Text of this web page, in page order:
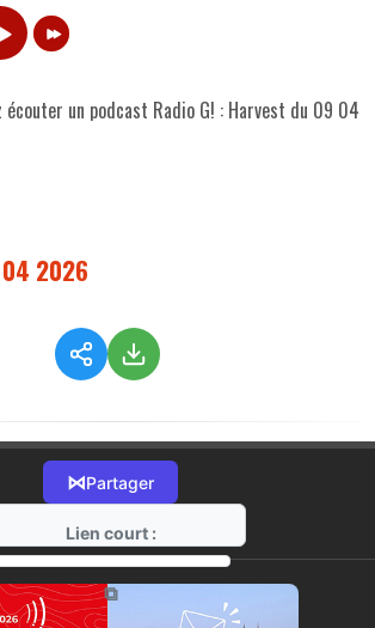
écouter un podcast Radio G! : Harvest du 09 04
2026
⋈Partager
Lien court :
https://radio-g.fr?21640
⧉